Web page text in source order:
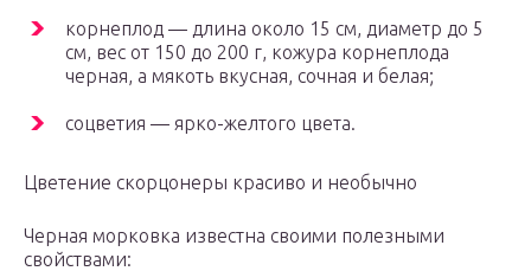
корнеплод — длина около 15 см, диаметр до 5
см, вес от 150 до 200 г, кожура корнеплода
черная, а мякоть вкусная, сочная и белая;
соцветия — ярко-желтого цвета.
Цветение скорцонеры красиво и необычно
Черная морковка известна своими полезными
свойствами: